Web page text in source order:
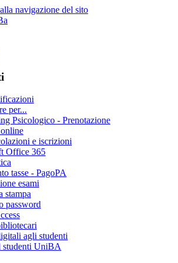
navigazione del sito
per...
Psicologico - Prenotazione
e iscrizioni
Office 365
tasse - PagoPA
esami
stampa
password
agli studenti
studenti UniBA